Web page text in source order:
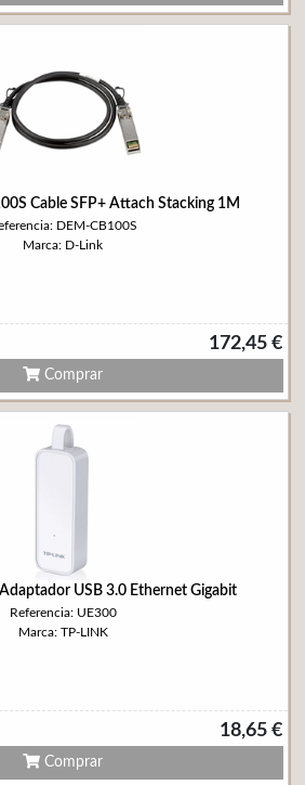
Cable SFP+ Attach Stacking 1M
DEM-CB100S
Marca: D-Link
172,45 €
Comprar
USB 3.0 Ethernet Gigabit
Referencia: UE300
Marca: TP-LINK
18,65 €
Comprar